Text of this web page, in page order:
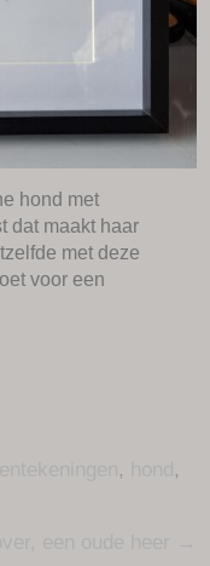
hond met
dat maakt haar
met deze
voor een
,
,